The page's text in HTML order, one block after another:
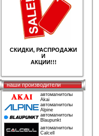
СКИДКИ, РАСПРОДАЖИ
И
АКЦИИ!!!
наши производители
автомагнитолы
Akai
автомагнитолы
Alpine
автомагнитолы
Blaupunkt
автомагнитолы
Calcell